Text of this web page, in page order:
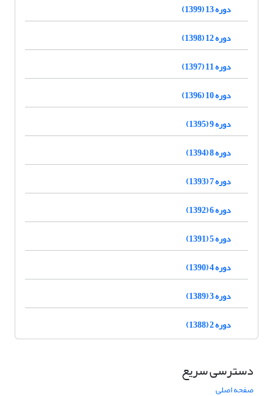
دوره 13 (1399)
دوره 12 (1398)
دوره 11 (1397)
دوره 10 (1396)
دوره 9 (1395)
دوره 8 (1394)
دوره 7 (1393)
دوره 6 (1392)
دوره 5 (1391)
دوره 4 (1390)
دوره 3 (1389)
دوره 2 (1388)
دسترسی سریع
صفحه اصلی